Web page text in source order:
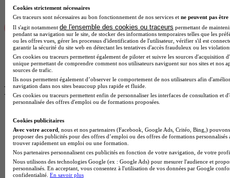
Plus de contenus sur Salaires
Cookies strictement nécessaires
Ces traceurs sont nécessaires au bon fonctionnement de nos services et ne peuvent pas être
Il s'agit notamment de l'ensemble des cookies ou traceurs permettant de
pendant sa navigation sur le site, de stocker des informations temporaires telles que les
ou les offres vues, gérer les processus d'identification de l'utilisateur, vérifier s'il est
garantir la sécurité du site web en détectant les tentatives d'accès frauduleux ou les
Ces cookies ou traceurs permettent également de piloter et suivre les sources d'acquisition
unique permettant de comprendre comment nos utilisateurs naviguent sur nos sites et nos
sources de trafic.
Ils nous permettent également d’observer le comportement de nos utilisateurs afin
navigation dans nos sites beaucoup plus rapide et fluide.
Ces cookies ou traceurs permettent enfin de personnaliser les interfaces de consultation et
personnalisée des offres d'emploi ou de formations proposées.
Cookies publicitaires
Avec votre accord , nous et nos partenaires (Facebook, Google Ads, Critéo, Bing,)
proposer des publicités pour des offres d’emploi ou des offres de formations
trouver rapidement un emploi ou une formation.
Nos partenaires personnalisent ces publicités en fonction de votre navigation, de votre
Nous utilisons des technologies Google (ex : Google Ads) pour mesurer l'audience et
personnalisés. En acceptant, vous consentez à l'utilisation de vos données par Google
confidentialité. En savoir plus